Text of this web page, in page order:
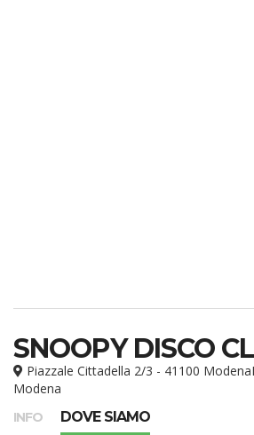
SNOOPY DISCO
Piazzale Cittadella 2/3 - 41100
Modena
INFO DOVE SIAMO